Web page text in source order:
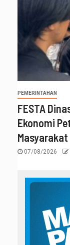
PEMERINTAHAN
FESTA
Ekonomi
Masyarakat
07/08/2026